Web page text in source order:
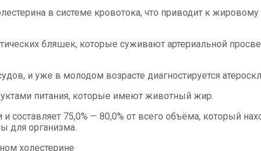
в системе кровотока, что приводит к
бляшек, которые суживают артериальной
и уже в молодом возрасте диагностируется
питания, которые имеют животный жир.
75,0% — 80,0% от всего объёма, который
для организма.